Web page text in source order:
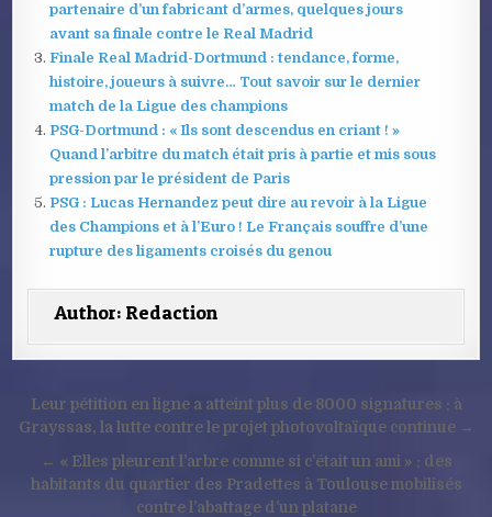
partenaire d’un fabricant d’armes, quelques jours
avant sa finale contre le Real Madrid
Finale Real Madrid-Dortmund : tendance, forme,
histoire, joueurs à suivre… Tout savoir sur le dernier
match de la Ligue des champions
PSG-Dortmund : « Ils sont descendus en criant ! »
Quand l’arbitre du match était pris à partie et mis sous
pression par le président de Paris
PSG : Lucas Hernandez peut dire au revoir à la Ligue
des Champions et à l’Euro ! Le Français souffre d’une
rupture des ligaments croisés du genou
Author: Redaction
Navigation
de
l’article
Leur pétition en ligne a atteint plus de 8000 signatures : à
Grayssas, la lutte contre le projet photovoltaïque continue →
← « Elles pleurent l’arbre comme si c’était un ami » : des
habitants du quartier des Pradettes à Toulouse mobilisés
contre l’abattage d’un platane